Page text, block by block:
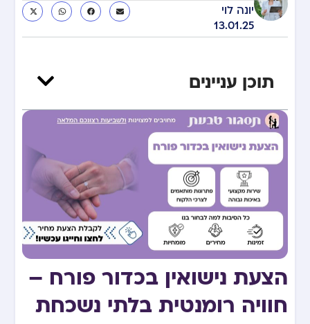
יונה לוי
13.01.25
תוכן עניינים
הצעת נישואין בכדור פורח –
חוויה רומנטית בלתי נשכחת